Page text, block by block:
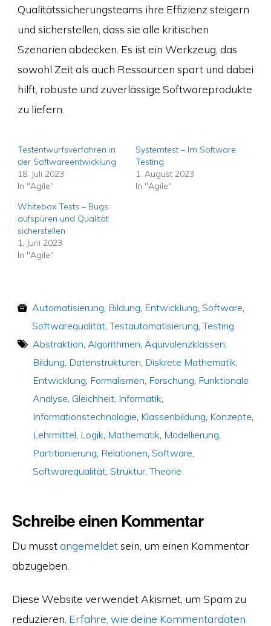
Qualitätssicherungsteams ihre Effizienz steigern
und sicherstellen, dass sie alle kritischen
Szenarien abdecken. Es ist ein Werkzeug, das
sowohl Zeit als auch Ressourcen spart und dabei
hilft, robuste und zuverlässige Softwareprodukte
zu liefern.
Testentwurfsverfahren in
der Softwareentwicklung
18. Juli 2023
In "Agile"
Systemtest – Im Software
Testing
1. August 2023
In "Agile"
Whitebox Tests – Bugs
aufspüren und Qualität
sicherstellen
1. Juni 2023
In "Agile"
Automatisierung Bildung Entwicklung Software
Softwarequalität,Testautomatisierung ,Testing
Abstraktion Algorithmen Äquivalenzklassen
Bildung Datenstrukturen Diskrete Mathematik
Entwicklung Formalismen Forschung Funktionale
Analyse Gleichheit, Informatik
Informationstechnologie Klassenbildung Konzepte
Lehrmittel Logik Mathematik Modellierung
Partitionierung Relationen Software
Softwarequalität, Struktur,Theorie
Schreibe einen Kommentar
Du musstangemeldetsein, um einen Kommentar
abzugeben.
Diese Website verwendet Akismet, um Spam zu
reduzieren. Erfahre, wie deine Kommentardaten